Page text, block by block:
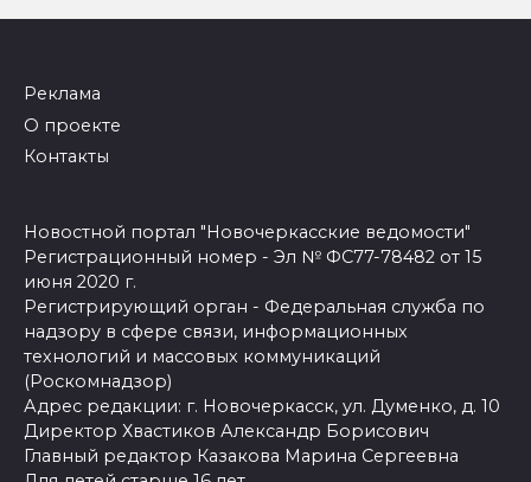
Реклама
О проекте
Контакты
Новостной портал "Новочеркасские ведомости"
Регистрационный номер - Эл № ФС77-78482 от 15
июня 2020 г.
Регистрирующий орган - Федеральная служба по
надзору в сфере связи, информационных
технологий и массовых коммуникаций
(Роскомнадзор)
Адрес редакции: г. Новочеркасск, ул. Думенко, д. 10
Директор Хвастиков Александр Борисович
Главный редактор Казакова Марина Сергеевна